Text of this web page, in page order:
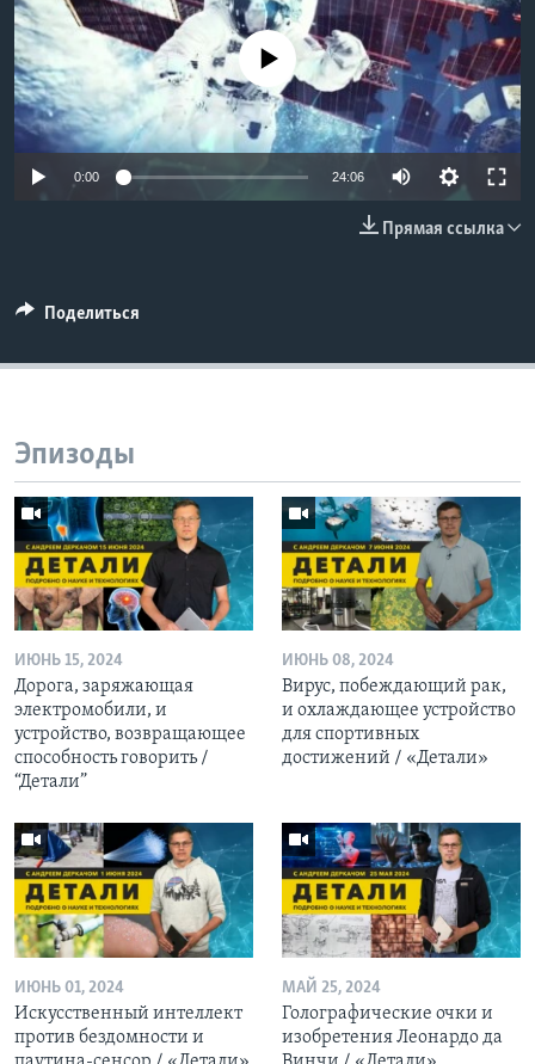
Learning English
СОЦИАЛЬНЫЕ СЕТИ
No media source currently available
0:00 24:06
Прямая ссылка
Поделиться
Эпизоды
ИЮНЬ 15, 2024
Дорога, заряжающая
электромобили, и
устройство, возвращающее
способность говорить /
“Детали”
ИЮНЬ 08, 2024
Вирус, побеждающий рак,
и охлаждающее устройство
для спортивных
достижений / «Детали»
ИЮНЬ 01, 2024
Искусственный интеллект
против бездомности и
МАЙ 25, 2024
Голографические очки и
изобретения Леонардо да